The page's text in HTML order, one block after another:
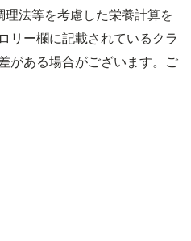
法等を考慮した栄養計算を
リー欄に記載されているクラ
がある場合がございます。ご